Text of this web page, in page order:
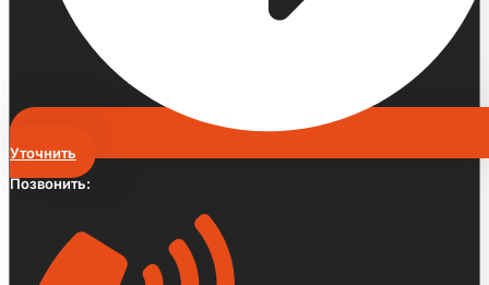
Уточнить
Позвонить: